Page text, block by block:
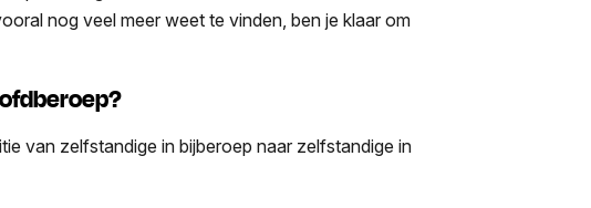
nog veel meer weet te vinden, ben je klaar om
van zelfstandige in bijberoep naar zelfstandige in